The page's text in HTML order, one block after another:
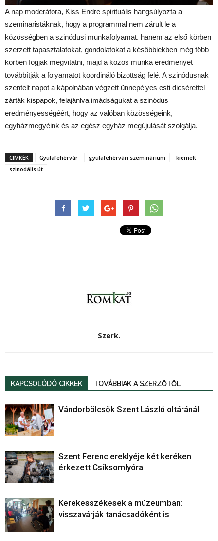
A nap moderátora, Kiss Endre spirituális hangsúlyozta a
szeminaristáknak, hogy a programmal nem zárult le a
közösségben a szinódusi munkafolyamat, hanem az első körben
szerzett tapasztalatokat, gondolatokat a későbbiekben még több
körben fogják megvitatni, majd a közös munka eredményét
továbbítják a folyamatot koordináló bizottság felé. A szinódusnak
szentelt napot a kápolnában végzett ünnepélyes esti dicsérettel
zárták kispapok, felajánlva imádságukat a szinódus
eredményességéért, hogy az valóban közösségeink,
egyházmegyéink és az egész egyház megújulását szolgálja.
CIMKÉK Gyulafehérvár gyulafehérvári szeminárium
kiemelt
szinodális út
Szerk.
KAPCSOLÓDÓ CIKKEK TOVÁBBIAK A SZERZŐTŐL
Vándorbölcsők Szent László oltáránál
Szent Ferenc ereklyéje két keréken
érkezett Csíksomlyóra
Kerekesszékesek a múzeumban:
visszavárják tanácsadóként is